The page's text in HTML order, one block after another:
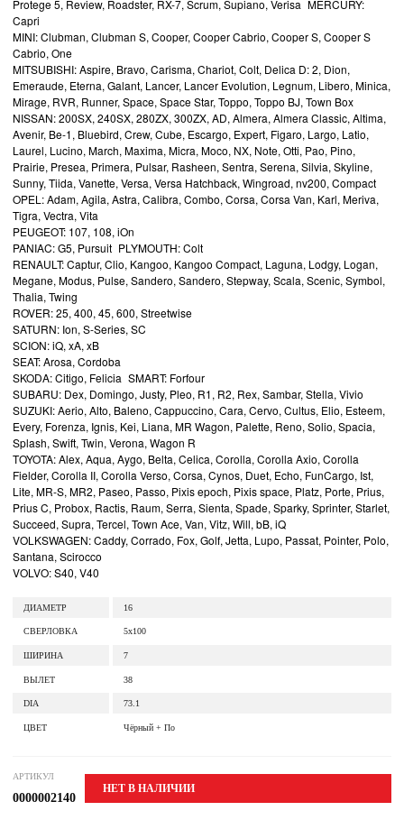
Protege 5, Review, Roadster, RX-7, Scrum, Supiano, Verisa MERCURY:
Capri
MINI: Clubman, Clubman S, Cooper, Cooper Cabrio, Cooper S, Cooper S
Cabrio, One
MITSUBISHI: Aspire, Bravo, Carisma, Chariot, Colt, Delica D: 2, Dion,
Emeraude, Eterna, Galant, Lancer, Lancer Evolution, Legnum, Libero, Minica,
Mirage, RVR, Runner, Space, Space Star, Toppo, Toppo BJ, Town Box
NISSAN: 200SX, 240SX, 280ZX, 300ZX, AD, Almera, Almera Classic, Altima,
Avenir, Be-1, Bluebird, Crew, Cube, Escargo, Expert, Figaro, Largo, Latio,
Laurel, Lucino, March, Maxima, Micra, Moco, NX, Note, Otti, Pao, Pino,
Prairie, Presea, Primera, Pulsar, Rasheen, Sentra, Serena, Silvia, Skyline,
Sunny, Tiida, Vanette, Versa, Versa Hatchback, Wingroad, nv200, Compact
OPEL: Adam, Agila, Astra, Calibra, Combo, Corsa, Corsa Van, Karl, Meriva,
Tigra, Vectra, Vita
PEUGEOT: 107, 108, iOn
PANIAC: G5, Pursuit PLYMOUTH: Colt
RENAULT: Captur, Clio, Kangoo, Kangoo Compact, Laguna, Lodgy, Logan,
Megane, Modus, Pulse, Sandero, Sandero, Stepway, Scala, Scenic, Symbol,
Thalia, Twing
ROVER: 25, 400, 45, 600, Streetwise
SATURN: Ion, S-Series, SC
SCION: iQ, xA, xB
SEAT: Arosa, Cordoba
SKODA: Citigo, Felicia SMART: Forfour
SUBARU: Dex, Domingo, Justy, Pleo, R1, R2, Rex, Sambar, Stella, Vivio
SUZUKI: Aerio, Alto, Baleno, Cappuccino, Cara, Cervo, Cultus, Elio, Esteem,
Every, Forenza, Ignis, Kei, Liana, MR Wagon, Palette, Reno, Solio, Spacia,
Splash, Swift, Twin, Verona, Wagon R
TOYOTA: Alex, Aqua, Aygo, Belta, Celica, Corolla, Corolla Axio, Corolla
Fielder, Corolla II, Corolla Verso, Corsa, Cynos, Duet, Echo, FunCargo, Ist,
Lite, MR-S, MR2, Paseo, Passo, Pixis epoch, Pixis space, Platz, Porte, Prius,
Prius C, Probox, Ractis, Raum, Serra, Sienta, Spade, Sparky, Sprinter, Starlet,
Succeed, Supra, Tercel, Town Ace, Van, Vitz, Will, bB, iQ
VOLKSWAGEN: Caddy, Corrado, Fox, Golf, Jetta, Lupo, Passat, Pointer, Polo,
Santana, Scirocco
VOLVO: S40, V40
ДИАМЕТР 16
СВЕРЛОВКА 5x100
ШИРИНА 7
ВЫЛЕТ 38
DIA 73.1
ЦВЕТ Чёрный + По
АРТИКУЛ
0000002140
НЕТ В НАЛИЧИИ